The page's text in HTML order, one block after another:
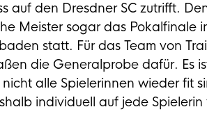
auf den Dresdner SC zutrifft.
Meister sogar das Pokalfinale
statt. Für das Team von
die Generalprobe dafür. Es
alle Spielerinnen wieder fit
individuell auf jede